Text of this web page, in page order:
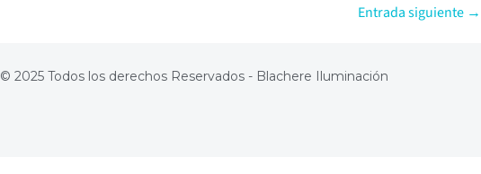
Entrada siguiente →
© 2025 Todos los derechos Reservados - Blachere Iluminación